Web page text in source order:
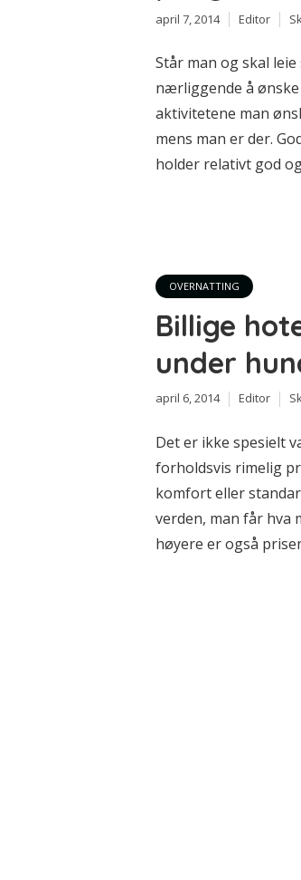
april 7, 2014 Editor
Står man og skal
nærliggende å
aktivitetene man
mens man er der.
holder relativt god
OVERNATTING
Billige
under
april 6, 2014 Editor
Det er ikke spesielt
forholdsvis rimelig
komfort eller
verden, man får hva
høyere er også